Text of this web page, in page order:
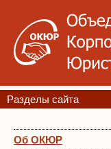
Разделы сайта
Об ОКЮР